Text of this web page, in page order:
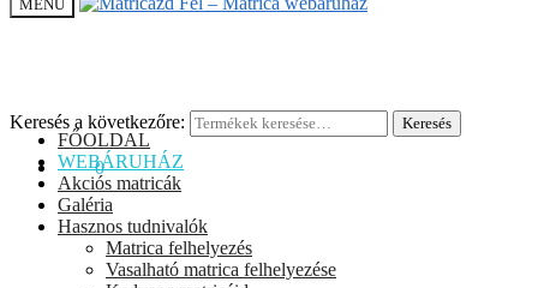
MENU
Keresés a következőre: Keresés
0Ft 0
FŐOLDAL
WEBÁRUHÁZ
Akciós matricák
Galéria
Hasznos tudnivalók
Matrica felhelyezés
Vasalható matrica felhelyezése